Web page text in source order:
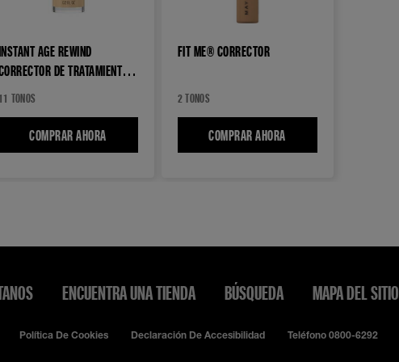
AGE REWIND
DE TRATAMIENTO
ANTIOJERAS
11 TONOS
COMPRAR AHORA INSTANT AGE REWIND CORRECTOR DE TRATAMIENTO ANTIOJERAS
FIT ME® CORRECTOR
2 TONOS
COMPRAR AHORA
ENCUENTRA UNA TIENDA BÚSQUEDA MAPA DEL SITIO
Política De Cookies Declaración De Accesibilidad Teléfono 0800-6292